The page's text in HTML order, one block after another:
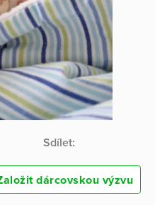
Sdílet:
dárcovskou výzvu